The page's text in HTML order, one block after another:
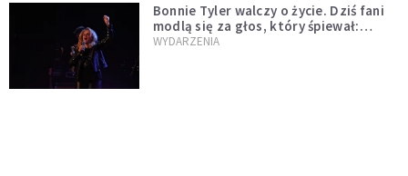
Bonnie Tyler walczy o życie. Dziś fani
modlą się za głos, który śpiewał:
"Lord, help me"
WYDARZENIA